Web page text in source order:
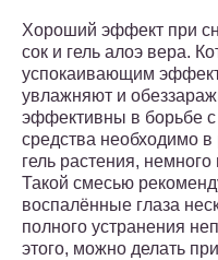
Хороший эффект при
сок и гель алоэ вера.
успокаивающим
увлажняют и
эффективны в борьбе с
средства необходимо
гель растения,
Такой смесью
воспалённые глаза
полного устранения
этого, можно делать